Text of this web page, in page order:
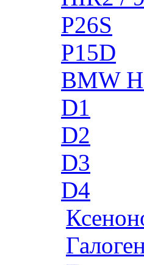
P26S
P15D
BMW
D1
D2
D3
D4